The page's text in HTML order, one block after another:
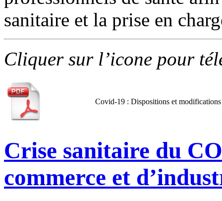
sanitaire et la prise en
Cliquer sur l’icone pour
Covid-19 : Dispositions et modifications
Crise sanitaire du
commerce et